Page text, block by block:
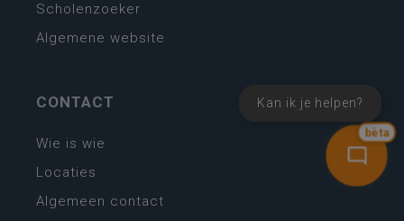
bèta
Kan ik je helpen?
Scholenzoeker
Algemene website
CONTACT
Wie is wie
Locaties
Algemeen contact